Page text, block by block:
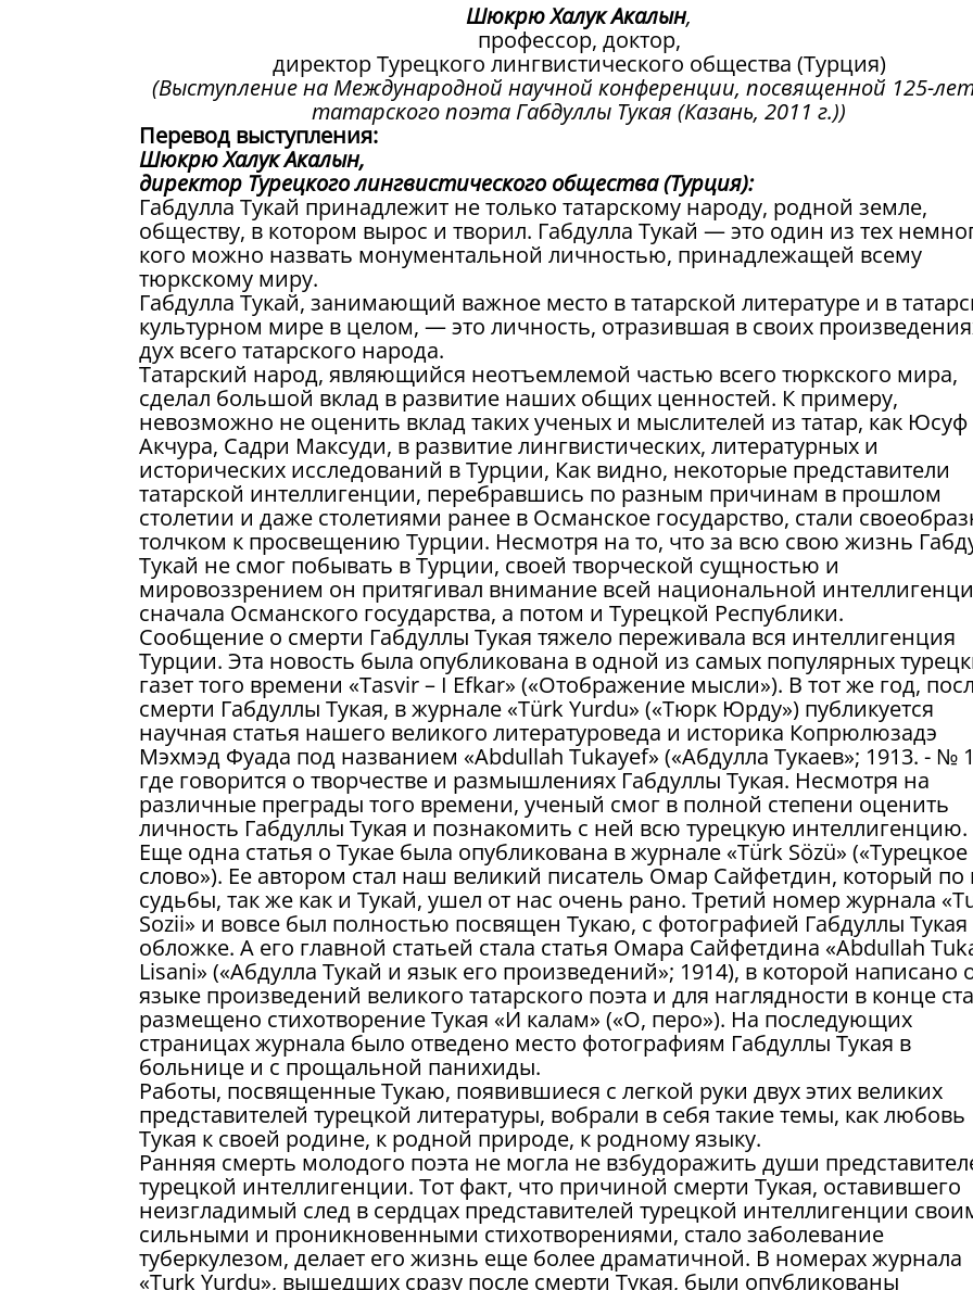
Шюкрю Халук Акалын,
профессор, доктор,
директор Турецкого лингвистического общества (Турция)
(Выступление на Международной научной конференции, посвященной 125-
татарского поэта Габдуллы Тукая (Казань, 2011 г.))
Перевод выступления:
Шюкрю Халук Акалын,
директор Турецкого лингвистического общества (Турция):
Габдулла Тукай принадлежит не только татарскому народу, родной земле,
обществу, в котором вырос и творил. Габдулла Тукай — это один из тех
кого можно назвать монументальной личностью, принадлежащей всему
тюркскому миру.
Габдулла Тукай, занимающий важное место в татарской литературе и в
культурном мире в целом, — это личность, отразившая в своих
дух всего татарского народа.
Татарский народ, являющийся неотъемлемой частью всего тюркского мира,
сделал большой вклад в развитие наших общих ценностей. К примеру,
невозможно не оценить вклад таких ученых и мыслителей из татар, как Юсуф
Акчура, Садри Максуди, в развитие лингвистических, литературных и
исторических исследований в Турции, Как видно, некоторые представители
татарской интеллигенции, перебравшись по разным причинам в прошлом
столетии и даже столетиями ранее в Османское государство, стали
толчком к просвещению Турции. Несмотря на то, что за всю свою жизнь
Тукай не смог побывать в Турции, своей творческой сущностью и
мировоззрением он притягивал внимание всей национальной
сначала Османского государства, а потом и Турецкой Республики.
Сообщение о смерти Габдуллы Тукая тяжело переживала вся интеллигенция
Турции. Эта новость была опубликована в одной из самых популярных
газет того времени «Таsvir – I Efkar» («Отображение мысли»). В тот же год,
смерти Габдуллы Тукая, в журнале «Türk Yurdu» («Тюрк Юрду») публикуется
научная статья нашего великого литературоведа и историка Копрюлюзадэ
Мэхмэд Фуада под названием «Аbdullah Tukayef» («Абдулла Тукаев»; 1913. - №
где говорится о творчестве и размышлениях Габдуллы Тукая. Несмотря на
различные преграды того времени, ученый смог в полной степени оценить
личность Габдуллы Тукая и познакомить с ней всю турецкую интеллигенцию.
Еще одна статья о Тукае была опубликована в журнале «Türk Sözü» («Турецкое
слово»). Ее автором стал наш великий писатель Омар Сайфетдин, который по
судьбы, так же как и Тукай, ушел от нас очень рано. Третий номер журнала
Sozii» и вовсе был полностью посвящен Тукаю, с фотографией Габдуллы Тукая
обложке. А его главной статьей стала статья Омара Сайфетдина «Abdullah
Lisani» («Абдулла Тукай и язык его произведений»; 1914), в которой написано
языке произведений великого татарского поэта и для наглядности в конце
размещено стихотворение Тукая «И калам» («О, перо»). На последующих
страницах журнала было отведено место фотографиям Габдуллы Тукая в
больнице и с прощальной панихиды.
Работы, посвященные Тукаю, появившиеся с легкой руки двух этих великих
представителей турецкой литературы, вобрали в себя такие темы, как любовь
Тукая к своей родине, к родной природе, к родному языку.
Ранняя смерть молодого поэта не могла не взбудоражить души
турецкой интеллигенции. Тот факт, что причиной смерти Тукая, оставившего
неизгладимый след в сердцах представителей турецкой интеллигенции
сильными и проникновенными стихотворениями, стало заболевание
туберкулезом, делает его жизнь еще более драматичной. В номерах журнала
«Turk Yurdu», вышедших сразу после смерти Тукая, были опубликованы